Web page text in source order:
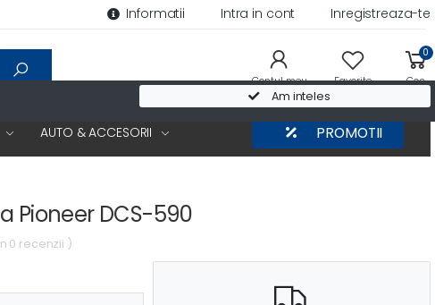
Am inteles
Informatii Intra in cont Inregistreaza-te
Contul meu Favorite
0
Cos
AUTO & ACCESORII PROMOTII
Pioneer DCS-590
0 recenzii )